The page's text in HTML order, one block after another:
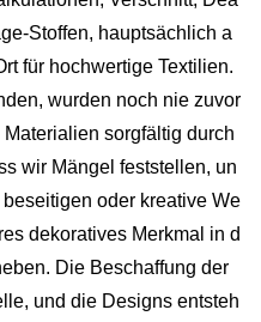
Stoffen, hauptsächlich a
für hochwertige Textilien.
wurden noch nie zuvor
sorgfältig durch
wir Mängel feststellen, un
oder kreative We
dekoratives Merkmal in d
Die Beschaffung der
und die Designs entsteh